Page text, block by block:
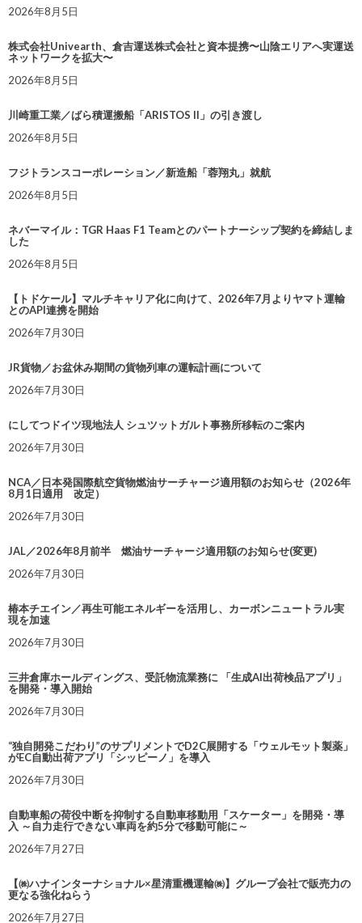
2026年8月5日
株式会社Univearth、倉吉運送株式会社と資本提携〜山陰エリアへ実運送
ネットワークを拡大〜
2026年8月5日
川崎重工業／ばら積運搬船「ARISTOS II」の引き渡し
2026年8月5日
フジトランスコーポレーション／新造船「蓉翔丸」就航
2026年8月5日
ネバーマイル：TGR Haas F1 Teamとのパートナーシップ契約を締結しま
した
2026年8月5日
【トドケール】マルチキャリア化に向けて、2026年7月よりヤマト運輸
とのAPI連携を開始
2026年7月30日
JR貨物／お盆休み期間の貨物列車の運転計画について
2026年7月30日
にしてつドイツ現地法人 シュツットガルト事務所移転のご案内
2026年7月30日
NCA／日本発国際航空貨物燃油サーチャージ適用額のお知らせ（2026年
8月1日適用 改定）
2026年7月30日
JAL／2026年8月前半 燃油サーチャージ適用額のお知らせ(変更)
2026年7月30日
椿本チエイン／再生可能エネルギーを活用し、カーボンニュートラル実
現を加速
2026年7月30日
三井倉庫ホールディングス、受託物流業務に 「生成AI出荷検品アプリ」
を開発・導入開始
2026年7月30日
“独自開発こだわり”のサプリメントでD2C展開する「ウェルモット製薬」
がEC自動出荷アプリ「シッピーノ」を導入
2026年7月30日
自動車船の荷役中断を抑制する自動車移動用「スケーター」を開発・導
入 ～自力走行できない車両を約5分で移動可能に～
2026年7月27日
【㈱ハナインターナショナル×星清重機運輸㈱】グループ会社で販売力の
更なる強化ねらう
2026年7月27日